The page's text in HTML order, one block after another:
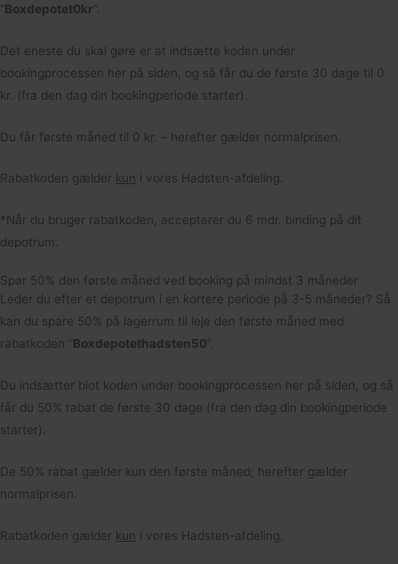
“Boxdepotet0kr“.
Det eneste du skal gøre er at indsætte koden under
bookingprocessen her på siden, og så får du de første 30 dage til 0
kr. (fra den dag din bookingperiode starter).
Du får første måned til 0 kr. – herefter gælder normalprisen.
Rabatkoden gælder kun i vores Hadsten-afdeling.
*Når du bruger rabatkoden, accepterer du 6 mdr. binding på dit
depotrum.
Spar 50% den første måned ved booking på mindst 3 måneder
Leder du efter et depotrum i en kortere periode på 3-5 måneder? Så
kan du spare 50% på lagerrum til leje den første måned med
rabatkoden “Boxdepotethadsten50“.
Du indsætter blot koden under bookingprocessen her på siden, og så
får du 50% rabat de første 30 dage (fra den dag din bookingperiode
starter).
De 50% rabat gælder kun den første måned; herefter gælder
normalprisen.
Rabatkoden gælder kun i vores Hadsten-afdeling.